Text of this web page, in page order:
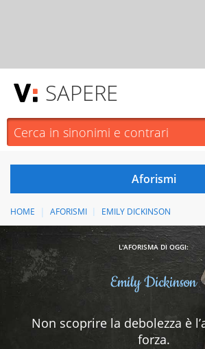
SAPERE
HOME AFORISMI EMILY DICKINSON
L'AFORISMA DI OGGI:
Emily Dickinson
Non scoprire la debolezza è
forza.